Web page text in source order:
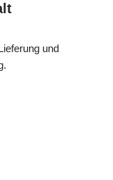
und